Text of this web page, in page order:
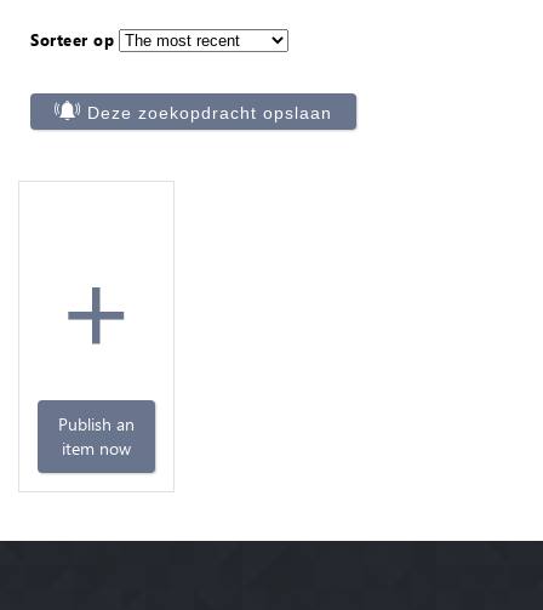
Sorteer op
Deze zoekopdracht opslaan
+
Publish an
item now